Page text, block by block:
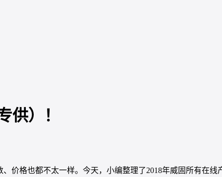
供）！
价格也都不太一样。今天，小编整理了2018年威固所有在